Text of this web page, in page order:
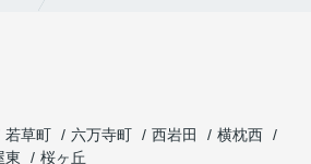
若草町 六万寺町 西岩田
横枕西
東
桜ヶ丘